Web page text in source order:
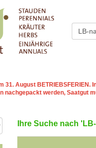
31. August BETRIEBSFERIEN.
werden, Saatgut
Ihre Suche nach